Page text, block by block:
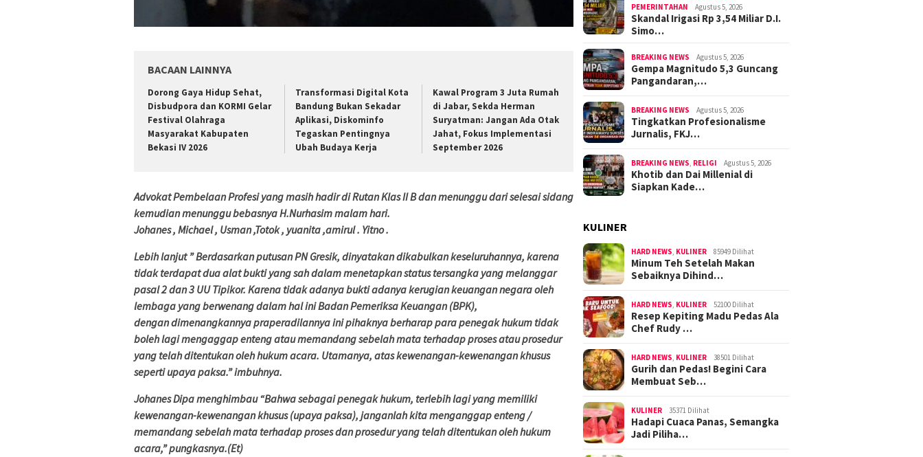
BACAAN LAINNYA
Dorong Gaya Hidup Sehat,
Disbudpora dan KORMI Gelar
Festival Olahraga
Masyarakat Kabupaten
Bekasi IV 2026
Transformasi Digital Kota
Bandung Bukan Sekadar
Aplikasi, Diskominfo
Tegaskan Pentingnya
Ubah Budaya Kerja
Kawal Program 3 Juta Rumah
di Jabar, Sekda Herman
Suryatman: Jangan Ada Otak
Jahat, Fokus Implementasi
September 2026
Advokat Pembelaan Profesi yang masih hadir di Rutan Klas II B dan menunggu dari selesai sidang
kemudian menunggu bebasnya H.Nurhasim malam hari.
Johanes , Michael , Usman ,Totok , yuanita ,amirul . Yitno .
Lebih lanjut ” Berdasarkan putusan PN Gresik, dinyatakan dikabulkan keseluruhannya, karena
tidak terdapat dua alat bukti yang sah dalam menetapkan status tersangka yang melanggar
pasal 2 dan 3 UU Tipikor. Karena tidak adanya bukti adanya kerugian keuangan negara oleh
lembaga yang berwenang dalam hal ini Badan Pemeriksa Keuangan (BPK),
dengan dimenangkannya praperadilannya ini pihaknya berharap para penegak hukum tidak
boleh lagi mengaggap enteng atau memandang sebelah mata terhadap proses atau prosedur
yang telah ditentukan oleh hukum acara. Utamanya, atas kewenangan-kewenangan khusus
seperti upaya paksa.” imbuhnya.
Johanes Dipa menghimbau “Bahwa sebagai penegak hukum, terlebih lagi yang memiliki
kewenangan-kewenangan khusus (upaya paksa), janganlah kita menganggap enteng /
memandang sebelah mata terhadap proses dan prosedur yang telah ditentukan oleh hukum
acara,” pungkasnya.(Et)
PEMERINTAHAN
Agustus 5, 2026
Skandal Irigasi Rp 3,54 Miliar D.I.
Simo…
BREAKING NEWS Agustus 5, 2026
Gempa Magnitudo 5,3 Guncang
Pangandaran,…
BREAKING NEWS Agustus 5, 2026
Tingkatkan Profesionalisme
Jurnalis, FKJ…
BREAKING NEWS RELIGI Agustus 5, 2026
Khotib dan Dai Millenial di
Siapkan Kade…
KULINER
HARD NEWS KULINER 85949 Dilihat
Minum Teh Setelah Makan
Sebaiknya Dihind…
HARD NEWS KULINER 52100 Dilihat
Resep Kepiting Madu Pedas Ala
Chef Rudy …
HARD NEWS KULINER 38501 Dilihat
Gurih dan Pedas! Begini Cara
Membuat Seb…
KULINER 35371 Dilihat
Hadapi Cuaca Panas, Semangka
Jadi Piliha…